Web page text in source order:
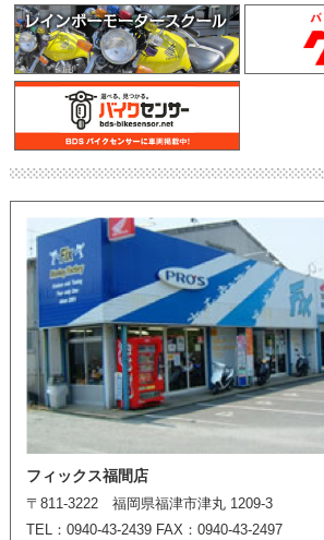
フィックス福間店
〒811-3222 福岡県福津市津丸 1209-3
TEL：0940-43-2439 FAX：0940-43-2497